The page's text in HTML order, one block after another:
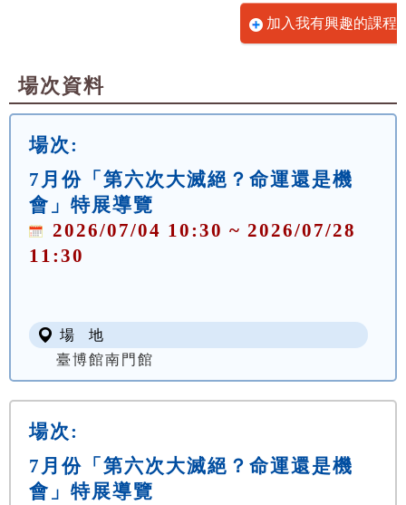
加入我有興趣的課程
場次資料
場次:
7月份「第六次大滅絕？命運還是機
會」特展導覽
2026/07/04 10:30 ~ 2026/07/28
11:30
場 地
臺博館南門館
場次:
7月份「第六次大滅絕？命運還是機
會」特展導覽